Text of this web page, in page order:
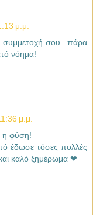
μ.μ.
συμμετοχή σου...πάρα
νόημα!
μ.μ.
η φύση!
έδωσε τόσες πολλές
καλό ξημέρωμα ❤